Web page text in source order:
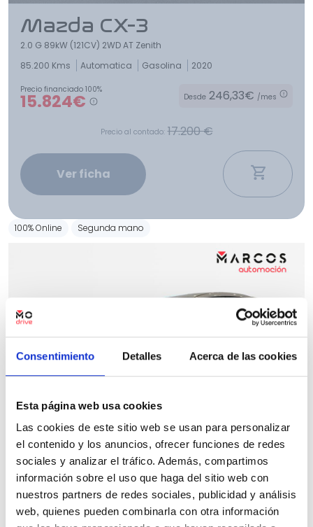
Consentimiento Detalles Acerca de las cookies
Esta página web usa cookies
Las cookies de este sitio web se usan para personalizar
el contenido y los anuncios, ofrecer funciones de redes
sociales y analizar el tráfico. Además, compartimos
información sobre el uso que haga del sitio web con
nuestros partners de redes sociales, publicidad y análisis
web, quienes pueden combinarla con otra información
Mazda CX-3
2.0 G 89kW (121CV) 2WD AT Zenith
85.200 Kms
Automatica Gasolina 2020
Precio financiado 100%
15.824€ Desde 246,33€ /mes
Precio al contado: 17.200 €
Ver ficha
100% Online Segunda mano
Mazda CX-30
2.5L e-SKYACTIV G MHEV 103kW (140CV) 6AT FWD Centre-line